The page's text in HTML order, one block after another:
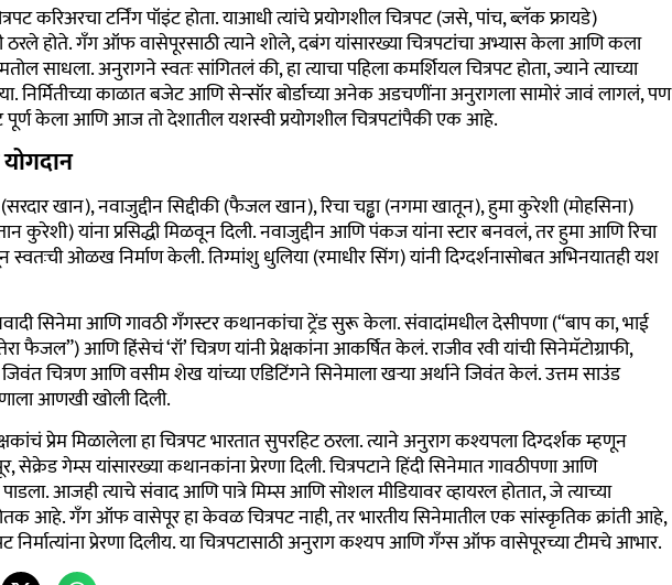
करिअरचा टर्निंग पॉइंट होता. याआधी त्यांचे प्रयोगशील चित्रपट (जसे, पांच, ब्लॅक फ्रायडे)
ठरले होते. गँग ऑफ वासेपूरसाठी त्याने शोले, दबंग यांसारख्या चित्रपटांचा अभ्यास केला आणि कला
साधला. अनुरागने स्वतः सांगितलं की, हा त्याचा पहिला कमर्शियल चित्रपट होता, ज्याने त्याच्या
निर्मितीच्या काळात बजेट आणि सेन्सॉर बोर्डाच्या अनेक अडचणींना अनुरागला सामोरं जावं लागलं, पण
पूर्ण केला आणि आज तो देशातील यशस्वी प्रयोगशील चित्रपटांपैकी एक आहे.
खान), नवाजुद्दीन सिद्दीकी (फैजल खान), रिचा चड्ढा (नगमा खातून), हुमा कुरेशी (मोहसिना)
कुरेशी) यांना प्रसिद्धी मिळवून दिली. नवाजुद्दीन आणि पंकज यांना स्टार बनवलं, तर हुमा आणि रिचा
स्वतःची ओळख निर्माण केली. तिग्मांशु धुलिया (रमाधीर सिंग) यांनी दिग्दर्शनासोबत अभिनयातही यश
सिनेमा आणि गावठी गॅंगस्टर कथानकांचा ट्रेंड सुरू केला. संवादांमधील देसीपणा (“बाप का, भाई
फैजल”) आणि हिंसेचं ‘रॉ’ चित्रण यांनी प्रेक्षकांना आकर्षित केलं. राजीव रवी यांची सिनेमॅटोग्राफी,
चित्रण आणि वसीम शेख यांच्या एडिटिंगने सिनेमाला खऱ्या अर्थाने जिवंत केलं. उत्तम साउंड
आणखी खोली दिली.
प्रेम मिळालेला हा चित्रपट भारतात सुपरहिट ठरला. त्याने अनुराग कश्यपला दिग्दर्शक म्हणून
सेक्रेड गेम्स यांसारख्या कथानकांना प्रेरणा दिली. चित्रपटाने हिंदी सिनेमात गावठीपणा आणि
पाडला. आजही त्याचे संवाद आणि पात्रे मिम्स आणि सोशल मीडियावर व्हायरल होतात, जे त्याच्या
आहे. गँग ऑफ वासेपूर हा केवळ चित्रपट नाही, तर भारतीय सिनेमातील एक सांस्कृतिक क्रांती आहे,
निर्मात्यांना प्रेरणा दिलीय. या चित्रपटासाठी अनुराग कश्यप आणि गँग्स ऑफ वासेपूरच्या टीमचे आभार.